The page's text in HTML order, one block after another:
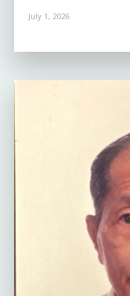
July 1, 2026